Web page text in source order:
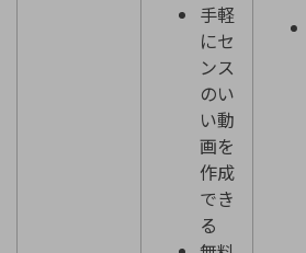
手軽
にセ
ンス
のい
い動
画を
作成
でき
る